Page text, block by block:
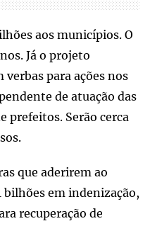
aos municípios. O
Já o projeto
para ações nos
de atuação das
prefeitos. Serão cerca
que aderirem ao
bilhões em indenização,
recuperação de